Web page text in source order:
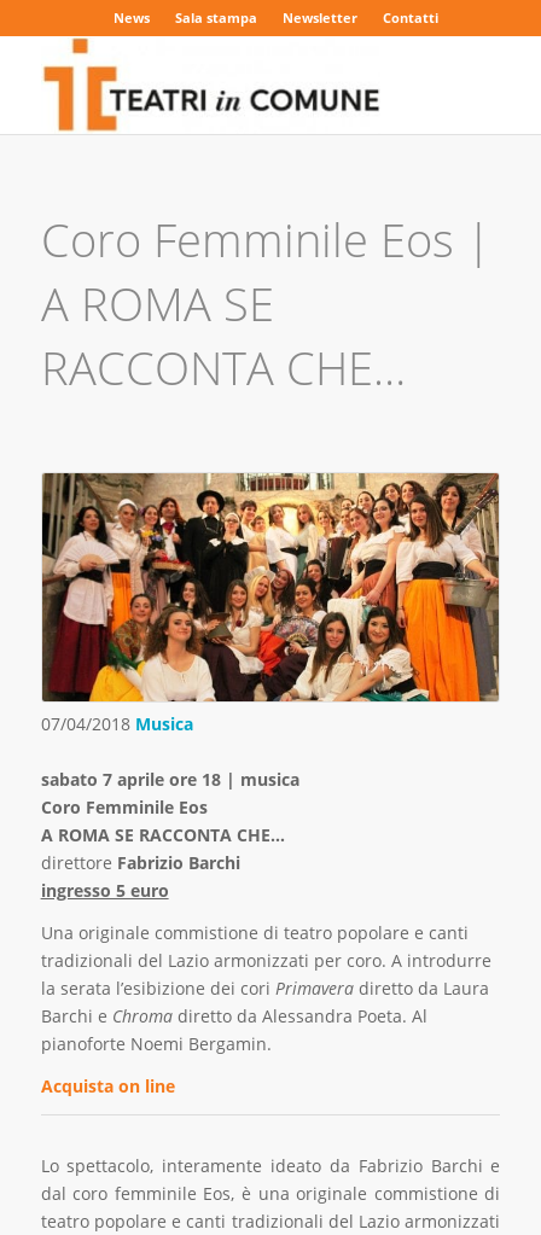
News Sala stampa Newsletter Contatti
Coro Femminile Eos |
A ROMA SE
RACCONTA CHE…
07/04/2018 Musica
sabato 7 aprile ore 18 | musica
Coro Femminile Eos
A ROMA SE RACCONTA CHE…
direttore Fabrizio Barchi
ingresso 5 euro
Una originale commistione di teatro popolare e canti
tradizionali del Lazio armonizzati per coro. A introdurre
la serata l’esibizione dei cori Primaveradiretto da Laura
Barchi e Chromadiretto da Alessandra Poeta. Al
pianoforte Noemi Bergamin.
Acquista on line
Lo spettacolo, interamente ideato da Fabrizio Barchi e
dal coro femminile Eos, è una originale commistione di
teatro popolare e canti tradizionali del Lazio armonizzati